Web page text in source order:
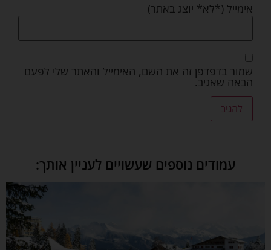
אימייל (*לא* יוצג באתר)
שמור בדפדפן זה את השם, האימייל והאתר שלי לפעם
הבאה שאגיב.
עמודים נוספים שעשויים לעניין אותך: